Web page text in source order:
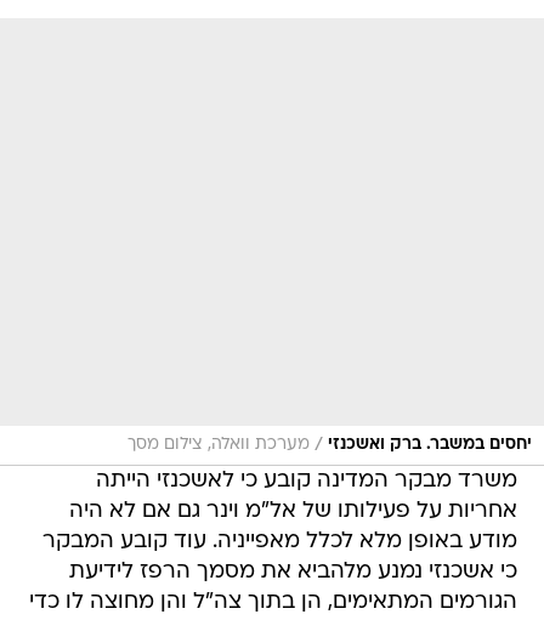
יחסים במשבר. ברק ואשכנזי / מערכת וואלה, צילום מסך
משרד מבקר המדינה קובע כי לאשכנזי הייתה
אחריות על פעילותו של אל"מ וינר גם אם לא היה
מודע באופן מלא לכלל מאפייניה. עוד קובע המבקר
כי אשכנזי נמנע מלהביא את מסמך הרפז לידיעת
הגורמים המתאימים, הן בתוך צה"ל והן מחוצה לו כדי